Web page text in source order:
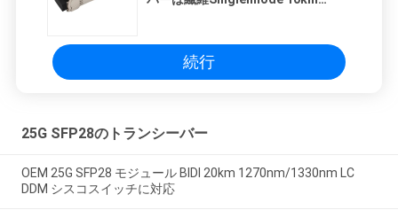
続行
25G SFP28のトランシーバー
OEM 25G SFP28 モジュール BIDI 20km 1270nm/1330nm LC
DDM シスコスイッチに対応